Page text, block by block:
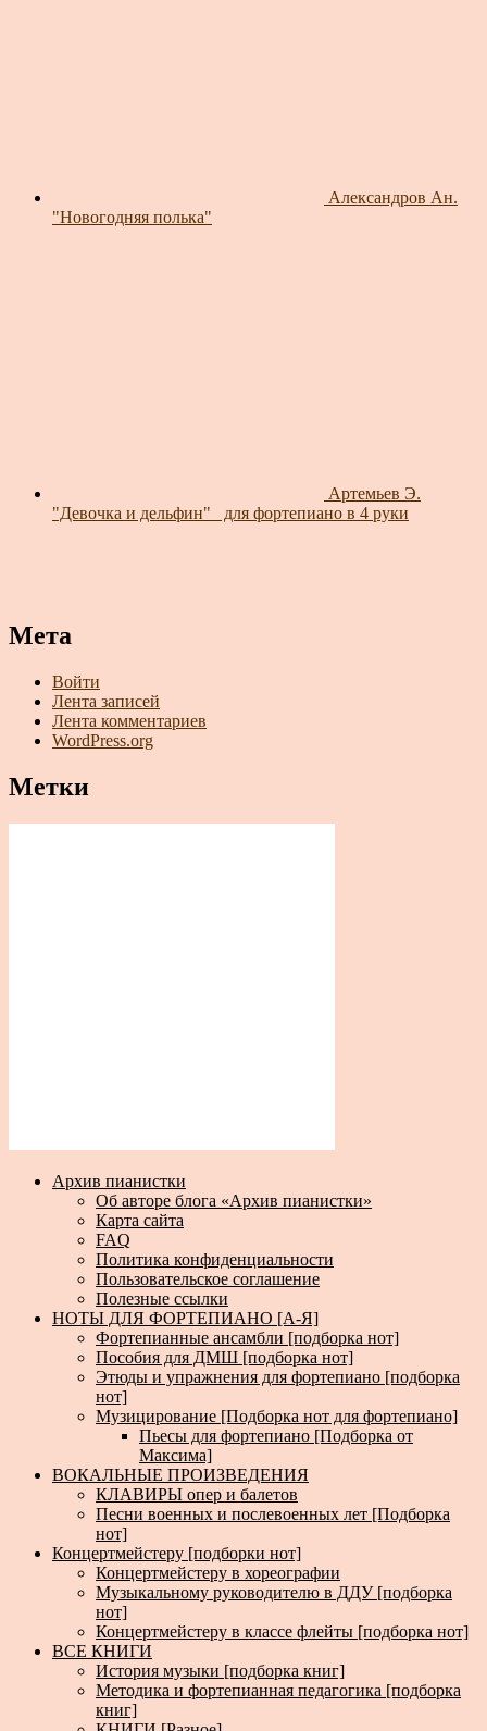
Александров Ан.
"Новогодняя полька"
Артемьев Э.
"Девочка и дельфин"_ для фортепиано в 4 руки
Мета
Войти
Лента записей
Лента комментариев
WordPress.org
Метки
Архив пианистки
Об авторе блога «Архив пианистки»
Карта сайта
FAQ
Политика конфиденциальности
Пользовательское соглашение
Полезные ссылки
НОТЫ ДЛЯ ФОРТЕПИАНО [А-Я]
Фортепианные ансамбли [подборка нот]
Пособия для ДМШ [подборка нот]
Этюды и упражнения для фортепиано [подборка
нот]
Музицирование [Подборка нот для фортепиано]
Пьесы для фортепиано [Подборка от
Максима]
ВОКАЛЬНЫЕ ПРОИЗВЕДЕНИЯ
КЛАВИРЫ опер и балетов
Песни военных и послевоенных лет [Подборка
нот]
Концертмейстеру [подборки нот]
Концертмейстеру в хореографии
Музыкальному руководителю в ДДУ [подборка
нот]
Концертмейстеру в классе флейты [подборка нот]
ВСЕ КНИГИ
История музыки [подборка книг]
Методика и фортепианная педагогика [подборка
книг]